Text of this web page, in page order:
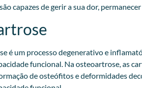
capazes de gerir a sua dor,
é um processo degenerativo e
funcional. Na osteoartrose, as
de osteófitos e deformidades